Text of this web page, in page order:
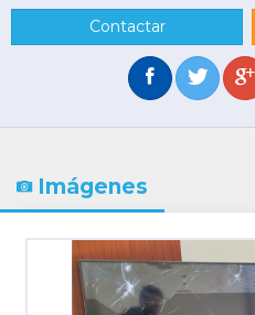
Contactar
Imágenes